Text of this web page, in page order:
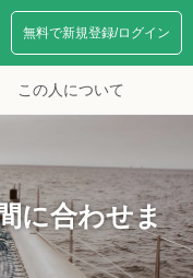
無料で新規登録/ログイン
この人について
に合わせま